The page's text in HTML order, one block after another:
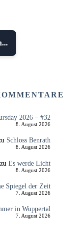
2026 – #32
8. August 2026
Schloss Benrath
8. August 2026
Es werde Licht
8. August 2026
Spiegel der Zeit
7. August 2026
in Wuppertal
7. August 2026